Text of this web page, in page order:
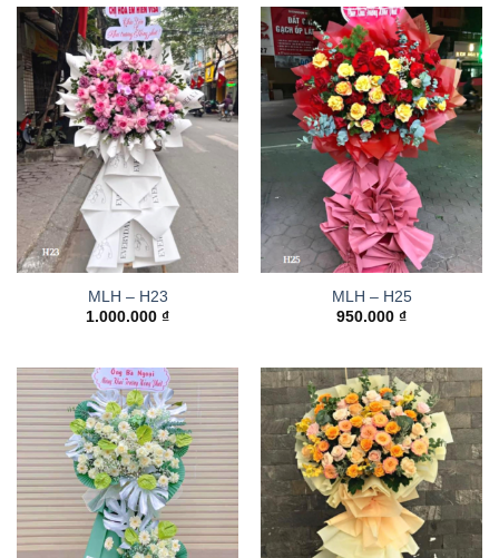
MLH – H23
1.000.000 ₫
MLH – H25
950.000 ₫